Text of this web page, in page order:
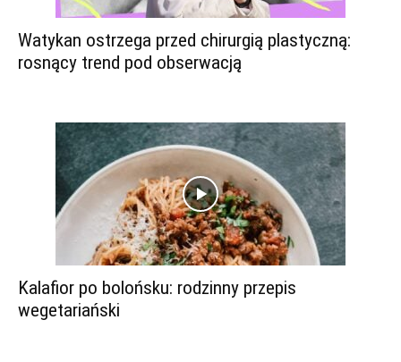
Watykan ostrzega przed chirurgią plastyczną:
rosnący trend pod obserwacją
Kalafior po bolońsku: rodzinny przepis
wegetariański